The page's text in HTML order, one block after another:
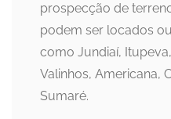
prospecção de
podem ser locados
como Jundiaí,
Valinhos, Americana,
Sumaré.